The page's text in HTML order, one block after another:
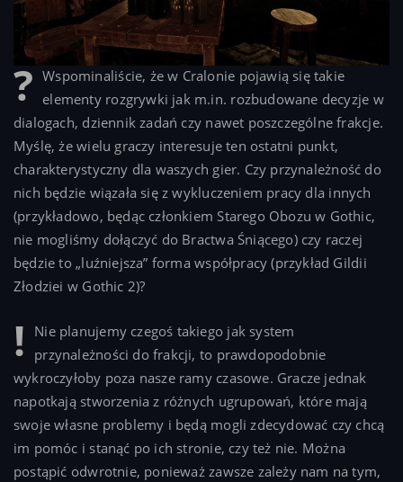
Wspominaliście, że w Cralonie pojawią się takie
elementy rozgrywki jak m.in. rozbudowane decyzje w
dialogach, dziennik zadań czy nawet poszczególne frakcje.
Myślę, że wielu graczy interesuje ten ostatni punkt,
charakterystyczny dla waszych gier. Czy przynależność do
nich będzie wiązała się z wykluczeniem pracy dla innych
(przykładowo, będąc członkiem Starego Obozu w Gothic,
nie mogliśmy dołączyć do Bractwa Śniącego) czy raczej
będzie to „luźniejsza” forma współpracy (przykład Gildii
Złodziei w Gothic 2)?
Nie planujemy czegoś takiego jak system
przynależności do frakcji, to prawdopodobnie
wykroczyłoby poza nasze ramy czasowe. Gracze jednak
napotkają stworzenia z różnych ugrupowań, które mają
swoje własne problemy i będą mogli zdecydować czy chcą
im pomóc i stanąć po ich stronie, czy też nie. Można
postąpić odwrotnie, ponieważ zawsze zależy nam na tym,